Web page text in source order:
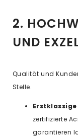
2.
UND
Qualität und
Stelle.
zertifizierte
garantieren